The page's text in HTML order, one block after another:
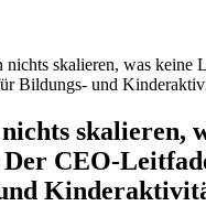
nichts skalieren, was keine
Bildungs- und
skalieren,
CEO-